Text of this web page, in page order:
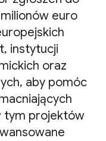
euro
instytucji
oraz
aby pomóc
tym projektów